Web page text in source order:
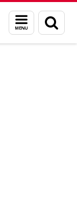
Menu
en
zoeken